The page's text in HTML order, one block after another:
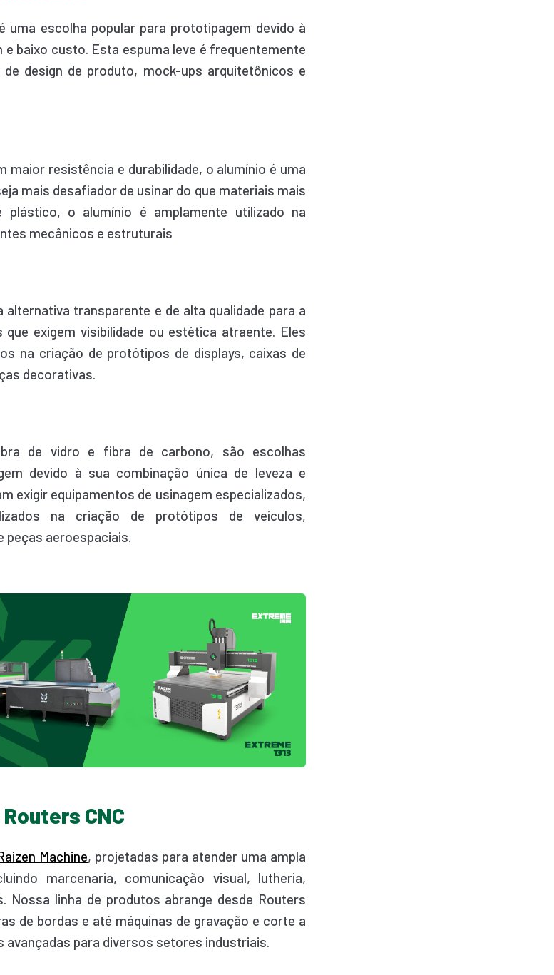
uma escolha popular para prototipagem devido à
e baixo custo. Esta espuma leve é frequentemente
design de produto, mock-ups arquitetônicos e
maior resistência e durabilidade, o alumínio é uma
mais desafiador de usinar do que materiais mais
plástico, o alumínio é amplamente utilizado na
mecânicos e estruturais
transparente e de alta qualidade para a
exigem visibilidade ou estética atraente. Eles
na criação de protótipos de displays, caixas de
decorativas.
de vidro e fibra de carbono, são escolhas
devido à sua combinação única de leveza e
exigir equipamentos de usinagem especializados,
na criação de protótipos de veículos,
peças aeroespaciais.
CNC
Machine, projetadas para atender uma ampla
marcenaria, comunicação visual, lutheria,
Nossa linha de produtos abrange desde Routers
de bordas e até máquinas de gravação e corte a
avançadas para diversos setores industriais.